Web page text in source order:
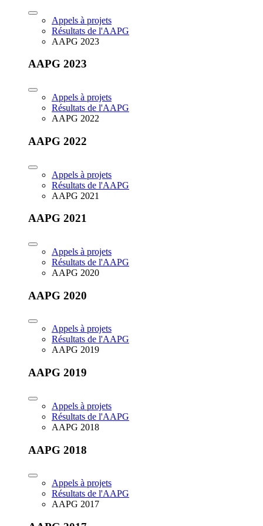
Appels à projets
Résultats de l'AAPG
AAPG 2023
AAPG 2023
Appels à projets
Résultats de l'AAPG
AAPG 2022
AAPG 2022
Appels à projets
Résultats de l'AAPG
AAPG 2021
AAPG 2021
Appels à projets
Résultats de l'AAPG
AAPG 2020
AAPG 2020
Appels à projets
Résultats de l'AAPG
AAPG 2019
AAPG 2019
Appels à projets
Résultats de l'AAPG
AAPG 2018
AAPG 2018
Appels à projets
Résultats de l'AAPG
AAPG 2017